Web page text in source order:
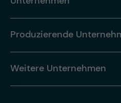
Produzierende
Weitere Unternehmen